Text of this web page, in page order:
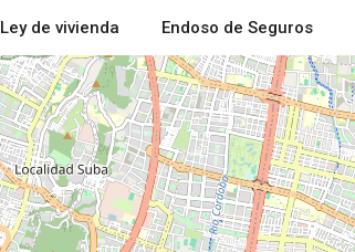
Ley de vivienda Endoso de Seguros